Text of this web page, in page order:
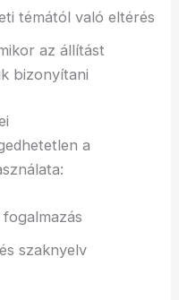
témától való eltérés
az állítást
bizonyítani
a
szaknyelv